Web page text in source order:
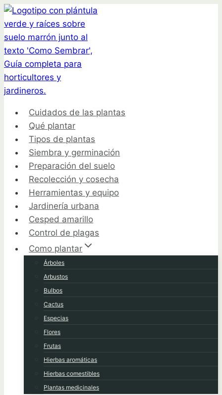
Saltar
al
contenido
Cuidados de las plantas
Qué plantar
Tipos de plantas
Siembra y germinación
Preparación del suelo
Recolección y cosecha
Herramientas y equipo
Jardinería urbana
Cesped amarillo
Control de plagas
Como plantar
Árboles
Arbustos
Bulbos
Cactus
Especias
Flores
Frutas
Hierbas aromáticas
Hierbas comestibles
Plantas medicinales